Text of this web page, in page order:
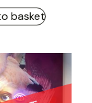
basket